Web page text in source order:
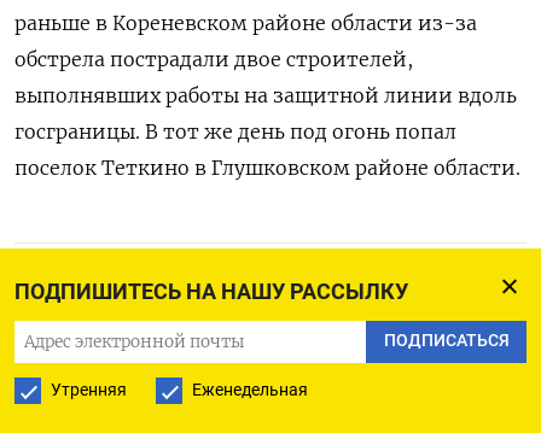
ПОДПИШИТЕСЬ НА НАШУ РАССЫЛКУ
ПОДПИСАТЬСЯ
Утренняя Еженедельная
раньше в Кореневском районе области из-за
обстрела пострадали двое строителей,
выполнявших работы на защитной линии вдоль
госграницы. В тот же день под огонь попал
поселок Теткино в Глушковском районе области.
ПОДПИСАТЬСЯ НА ТЕЛЕГРАМ
ПОДПИСАТЬСЯ В GOOGLE